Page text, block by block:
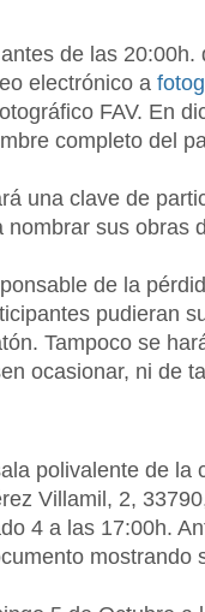
de las 20:00h.
electrónico a
FAV. En
completo del
una clave de
sus obras
de la
pudieran
Tampoco se
ocasionar, ni de
polivalente de la
Villamil, 2,
4 a las 17:00h.
mostrando